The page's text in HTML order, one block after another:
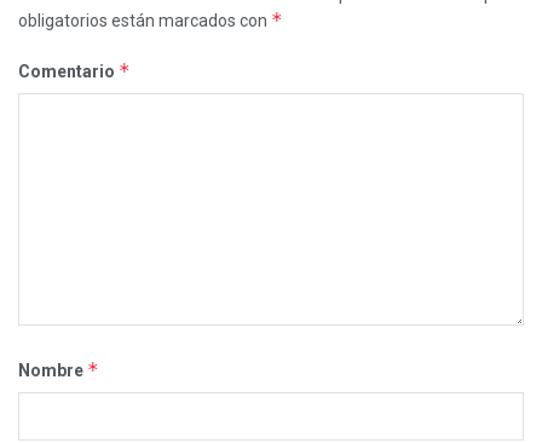
obligatorios están marcados con *
Comentario *
Nombre *